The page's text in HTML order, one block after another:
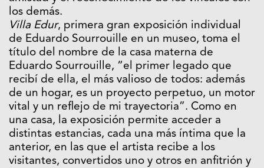
los demás.
Villa Edur, primera gran exposición individual
de Eduardo Sourrouille en un museo, toma el
título del nombre de la casa materna de
Eduardo Sourrouille, “el primer legado que
recibí de ella, el más valioso de todos: además
de un hogar, es un proyecto perpetuo, un motor
vital y un reflejo de mi trayectoria”. Como en
una casa, la exposición permite acceder a
distintas estancias, cada una más íntima que la
anterior, en las que el artista recibe a los
visitantes, convertidos uno y otros en anfitrión y